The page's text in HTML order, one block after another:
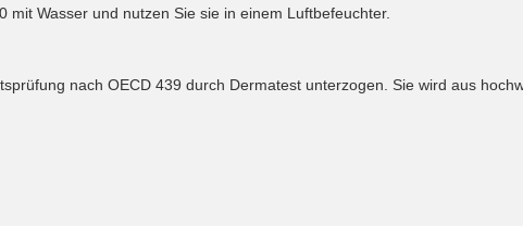
Wasser und nutzen Sie sie in einem Luftbefeuchter.
nach OECD 439 durch Dermatest unterzogen. Sie wird aus